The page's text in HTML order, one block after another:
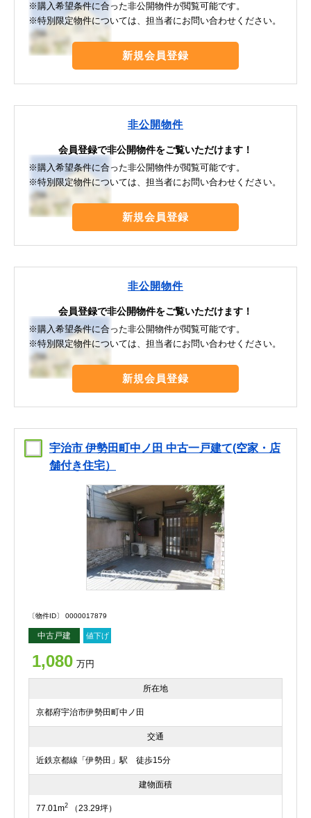
※購入希望条件に合った非公開物件が閲覧可能です。
※特別限定物件については、担当者にお問い合わせください。
新規会員登録
非公開物件
会員登録で非公開物件をご覧いただけます！
※購入希望条件に合った非公開物件が閲覧可能です。
※特別限定物件については、担当者にお問い合わせください。
新規会員登録
非公開物件
会員登録で非公開物件をご覧いただけます！
※購入希望条件に合った非公開物件が閲覧可能です。
※特別限定物件については、担当者にお問い合わせください。
新規会員登録
宇治市 伊勢田町中ノ田 中古一戸建て(空家・店
舗付き住宅）
〔物件ID〕 0000017879
中古戸建 値下げ
1,080 万円
所在地
京都府宇治市伊勢田町中ノ田
交通
近鉄京都線「伊勢田」駅 徒歩15分
建物面積
77.01m2 （23.29坪）